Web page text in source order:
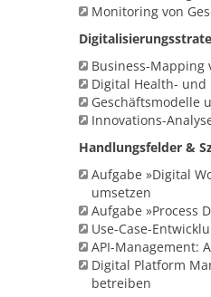
Monitoring von
Business-
Digital Health-
Geschäftsmodelle
Innovations-
Handlungsfelder &
Aufgabe »Digital
umsetzen
Aufgabe »Process
Use-Case-
API-Management:
Digital Platform
betreiben